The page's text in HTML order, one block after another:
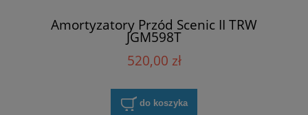
Amortyzatory Przód Scenic II TRW
JGM598T
520,00 zł
do koszyka